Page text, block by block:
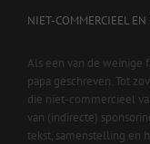
NIET-COMMERCIEEL EN
Als een van de weinige
papa geschreven. Tot
die niet-commercieel
van (indirecte)
tekst, samenstelling en